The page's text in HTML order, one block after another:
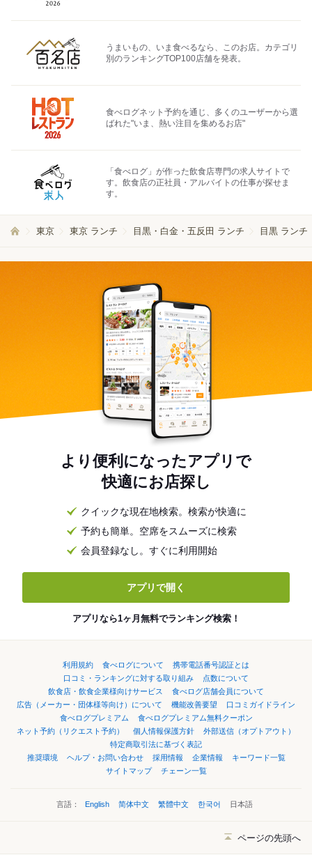
うまいもの、いま食べるなら、このお店。カテゴリ
別のランキングTOP100店舗を発表。
食べログネット予約を通じ、多くのユーザーから選
ばれた"いま、熱い注目を集めるお店"
「食べログ」が作った飲食店専門の求人サイトで
す。飲食店の正社員・アルバイトの仕事が探せま
す。
東京 東京 ランチ 目黒・白金・五反田 ランチ 目黒 ランチ
より便利になったアプリで
快適にお店探し
クイックな現在地検索。検索が快適に
予約も簡単。空席をスムーズに検索
会員登録なし。すぐに利用開始
アプリで開く
アプリなら1ヶ月無料でランキング検索！
利用規約 食べログについて
携帯電話番号認証とは
口コミ・ランキングに対する取り組み
点数について
飲食店・飲食企業様向けサービス
食べログ店舗会員について
広告（メーカー・団体様等向け）について
機能改善要望
口コミガイドライン
食べログプレミアム
食べログプレミアム無料クーポン
ネット予約（リクエスト予約）
個人情報保護方針
外部送信（オプトアウト）
特定商取引法に基づく表記
推奨環境
ヘルプ・お問い合わせ 採用情報 企業情報
キーワード一覧
サイトマップ
チェーン一覧
言語： English 简体中文 繁體中文 한국어 日本語
ページの先頭へ